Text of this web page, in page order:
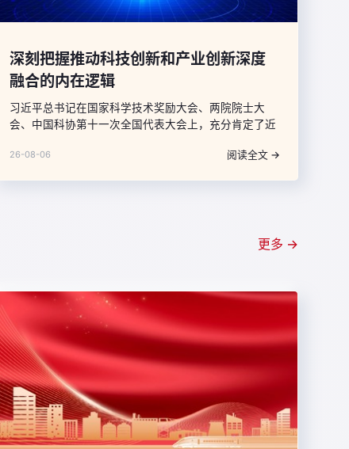
深刻把握推动科技创新和产业创新深度
融合的内在逻辑
习近平总书记在国家科学技术奖励大会、两院院士大
会、中国科协第十一次全国代表大会上，充分肯定了近
展面临的新形势，就进一步增强责任感紧迫感使命感、
26-08-06 阅读全文 →
更多 →